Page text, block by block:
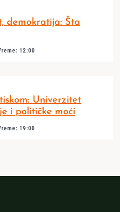
demokratija: Šta
12:00
Univerzitet
i političke moći
19:00